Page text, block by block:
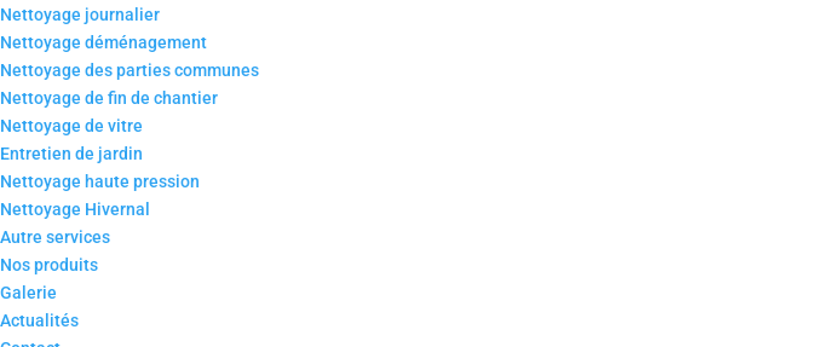
Nettoyage journalier
Nettoyage déménagement
Nettoyage des parties communes
Nettoyage de fin de chantier
Nettoyage de vitre
Entretien de jardin
Nettoyage haute pression
Nettoyage Hivernal
Autre services
Nos produits
Galerie
Actualités